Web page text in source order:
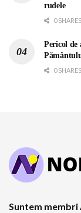
rudele
0 SHARES
Pericol de
0 SHARES
Suntem membri